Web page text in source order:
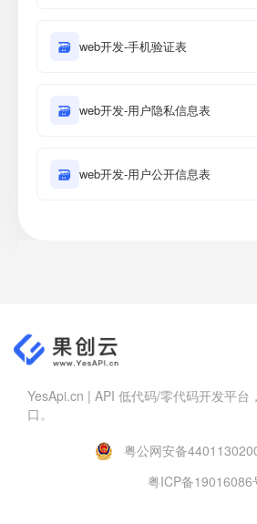
🗃 web开发-手机验证表
🗃 web开发-用户隐私信息表
🗃 web开发-用户公开信息表
YesApi.cn | API 低代码/零代码开发平台
口。
粤公网安备
粤ICP备19016086